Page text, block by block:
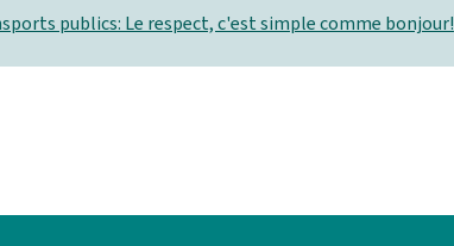
publics: Le respect, c'est simple comme bonjour!